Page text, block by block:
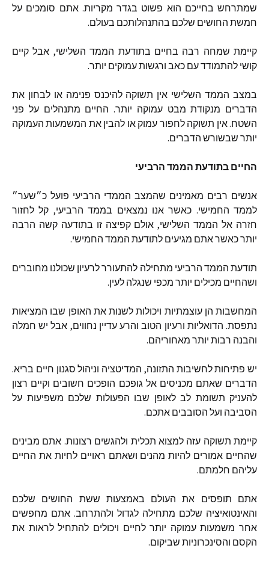
שמתרחש בחייכם הוא פשוט בגדר מקריות.אתם סומכים על
חמשת החושים שלכם בהתנהלותכם בעולם.
קיימת שמחה רבה בחיים בתודעת הממד השלישי, אבל קיים
קושי להתמודדעם כאב ורגשותעמוקים יותר.
במצב הממד השלישי אין תשוקה להיכנס פנימה או לבחון את
הדברים מנקודת מבט עמוקה יותר. החיים מתנהלים על פני
השטח.אין תשוקה לחפור עמוק או להבין את המשמעות העמוקה
יותר שבשורש הדברים.
החיים בתודעת הממד הרביעי
אנשים רבים מאמינים שהמצב הממדי הרביעי פועל כ״שער״
לממד החמישי. כאשר אנו נמצאים בממד הרביעי, קל לחזור
חזרה אל הממד השלישי, אולם קפיצה זו בתודעה קשה הרבה
יותרכאשראתם מגיעים לתודעת הממד החמישי.
תודעת הממד הרביעי מתחילה להתעוררלרעיון שכולנו מחוברים
ושהחיים מכילים יותר מכפי שנגלה לעין.
המחשבות הן עוצמתיות ויכולות לשנות את האופן שבו המציאות
נתפסת. הדואליות ורעיון הטוב והרע עדיין נחווים, אבל יש חמלה
והבנה רבות יותר מאחוריהם.
יש פתיחותלחשיבות התזונה, המדיטציה וניהול סגנון חיים בריא.
הדברים שאתם מכניסים אל גופכם הופכים חשובים וקיים רצון
להעניק תשומת לב לאופן שבו הפעולות שלכם משפיעות על
הסביבה ועל הסובבים אתכם.
קיימת תשוקה עזה למצוא תכלית ולהגשים רצונות. אתם מבינים
שהחיים אמורים להיות מהנים ושאתם ראויים לחיות את החיים
עליהם חלמתם.
אתם תופסים את העולם באמצעות ששת החושים שלכם
והאינטואיציה שלכם מתחילה לגדול ולהתרחב. אתם מחפשים
אחר משמעות עמוקה יותר לחיים ויכולים להתחיל לראות את
הקסם והסינכרוניות שביקום.